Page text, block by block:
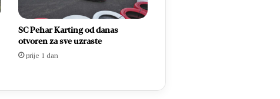
SC Pehar Karting od danas
otvoren za sve uzraste
prije 1 dan